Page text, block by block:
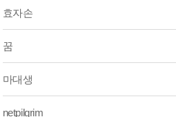
효자손
꿈
마대생
netpilgrim